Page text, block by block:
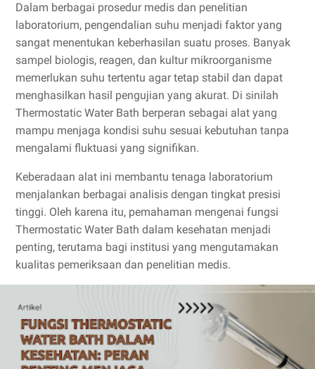
Dalam berbagai prosedur medis dan penelitian
laboratorium, pengendalian suhu menjadi faktor yang
sangat menentukan keberhasilan suatu proses. Banyak
sampel biologis, reagen, dan kultur mikroorganisme
memerlukan suhu tertentu agar tetap stabil dan dapat
menghasilkan hasil pengujian yang akurat. Di sinilah
Thermostatic Water Bath berperan sebagai alat yang
mampu menjaga kondisi suhu sesuai kebutuhan tanpa
mengalami fluktuasi yang signifikan.
Keberadaan alat ini membantu tenaga laboratorium
menjalankan berbagai analisis dengan tingkat presisi
tinggi. Oleh karena itu, pemahaman mengenai fungsi
Thermostatic Water Bath dalam kesehatan menjadi
penting, terutama bagi institusi yang mengutamakan
kualitas pemeriksaan dan penelitian medis.